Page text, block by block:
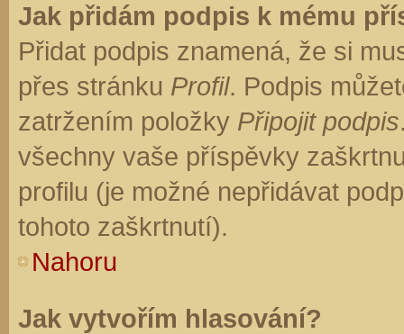
Jak přidám podpis k mému
Přidat podpis znamená, že si
přes stránku Profil. Podpis
zatržením položky Připojit podpis
všechny vaše příspěvky
profilu (je možné nepřidávat
tohoto zaškrtnutí).
Nahoru
Jak vytvořím hlasování?